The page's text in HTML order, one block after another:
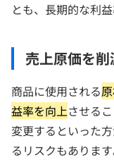
とも、長期的な利
売上原価を削
商品に使用される
益率を向上させる
変更するといった
るリスクもありま